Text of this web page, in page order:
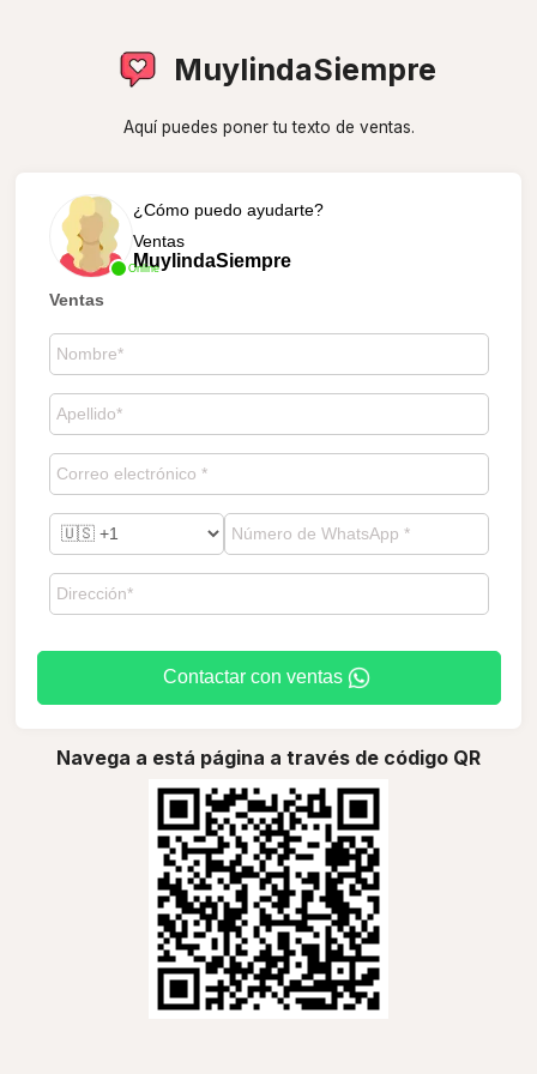
MuylindaSiempre
Aquí puedes poner tu texto de ventas.
Online
¿Cómo puedo ayudarte?
Ventas
MuylindaSiempre
Ventas
Contactar con ventas
Navega a está página a través de código QR